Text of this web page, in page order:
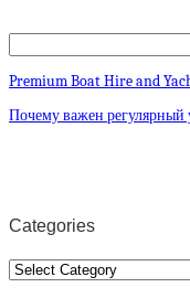
Premium Boat Hire and
Почему важен регулярный
Categories
Categories